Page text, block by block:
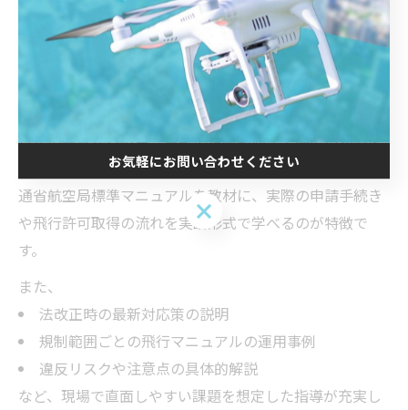
タマイズしましょう。
航空法規制対応力を強化するスクールの特徴
航空法や関連する規制に強いドローンスクールは、法令
遵守の基本から応用、最新の規制動向まで幅広い知識を
提供しています。特に航空局標準マニュアル02や国土交
通省航空局標準マニュアルを教材に、実際の申請手続き
や飛行許可取得の流れを実践形式で学べるのが特徴で
す。
また、
法改正時の最新対応策の説明
規制範囲ごとの飛行マニュアルの運用事例
違反リスクや注意点の具体的解説
など、現場で直面しやすい課題を想定した指導が充実し
お気軽にお問い合わせください
お気軽にお問い合わせください